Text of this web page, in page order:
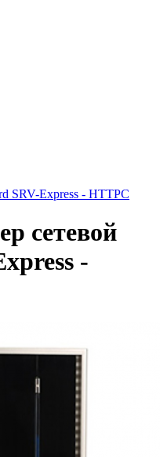
SRV-Express - HTTPC
сетевой
-